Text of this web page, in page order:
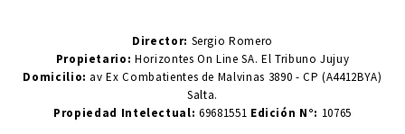
Director: Sergio Romero
Propietario:Horizontes On Line SA. El Tribuno Jujuy
Domicilio: av Ex Combatientes de Malvinas 3890 - CP (A4412BYA)
Salta.
Propiedad Intelectual: 69681551 Edición N°: 10765